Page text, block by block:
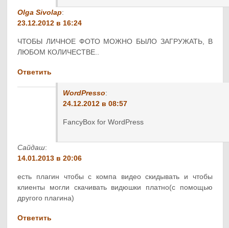
Olga Sivolap:
23.12.2012 в 16:24
ЧТОБЫ ЛИЧНОЕ ФОТО МОЖНО БЫЛО ЗАГРУЖАТЬ, В
ЛЮБОМ КОЛИЧЕСТВЕ..
Ответить
WordPresso:
24.12.2012 в 08:57
FancyBox for WordPress
Сайдаш:
14.01.2013 в 20:06
есть плагин чтобы с компа видео скидывать и чтобы
клиенты могли скачивать видюшки платно(с помощью
другого плагина)
Ответить